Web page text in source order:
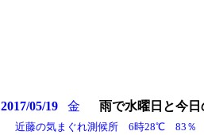
2017/05/19金 雨で水曜日と今日
近藤の気まぐれ測候所 6時28℃